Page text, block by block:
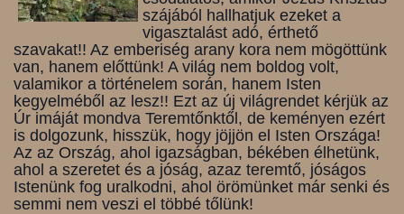
szájából hallhatjuk ezeket a
vigasztalást adó, érthető
szavakat!! Az emberiség arany kora nem mögöttünk
van, hanem előttünk! A világ nem boldog volt,
valamikor a történelem során, hanem Isten
kegyelméből az lesz!! Ezt az új világrendet kérjük az
Úr imáját mondva Teremtőnktől, de keményen ezért
is dolgozunk, hisszük, hogy jöjjön el Isten Országa!
Az az Ország, ahol igazságban, békében élhetünk,
ahol a szeretet és a jóság, azaz teremtő, jóságos
Istenünk fog uralkodni, ahol örömünket már senki és
semmi nem veszi el többé tőlünk!